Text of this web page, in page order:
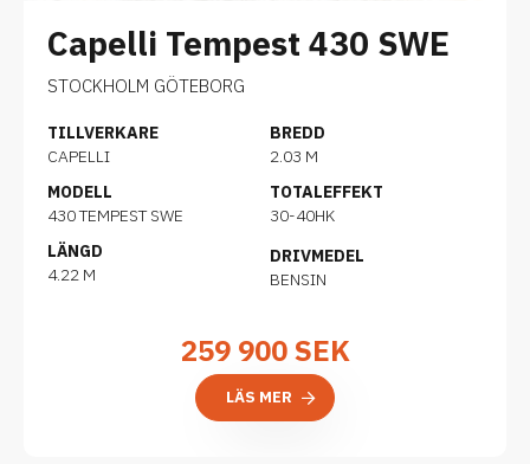
Capelli Tempest 430 SWE
STOCKHOLM GÖTEBORG
TILLVERKARE
CAPELLI
MODELL
430 TEMPEST SWE
LÄNGD
4.22 M
BREDD
2.03 M
TOTALEFFEKT
30-40HK
DRIVMEDEL
BENSIN
259 900SEK
LÄS MER